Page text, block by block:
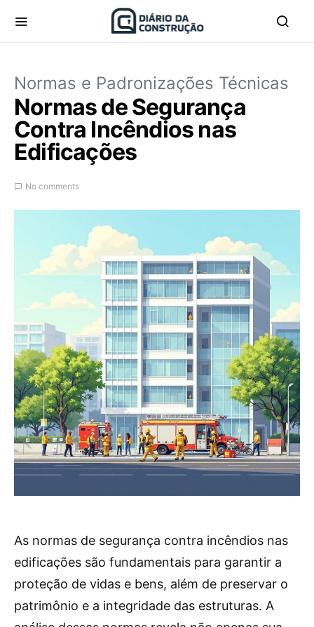
Normas e Padronizações Técnicas
Normas de Segurança
Contra Incêndios nas
Edificações
No comments
As normas de segurança contra incêndios nas
edificações são fundamentais para garantir a
proteção de vidas e bens, além de preservar o
patrimônio e a integridade das estruturas. A